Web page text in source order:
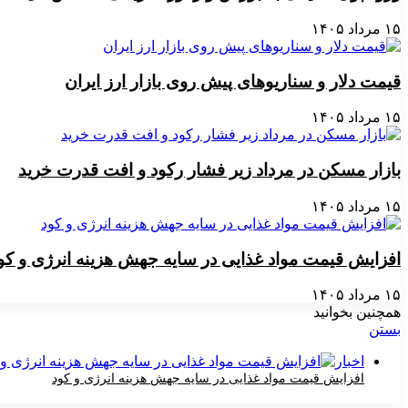
۱۵ مرداد ۱۴۰۵
قیمت دلار و سناریوهای پیش روی بازار ارز ایران
۱۵ مرداد ۱۴۰۵
بازار مسکن در مرداد زیر فشار رکود و افت قدرت خرید
۱۵ مرداد ۱۴۰۵
افزایش قیمت مواد غذایی در سایه جهش هزینه انرژی و
۱۵ مرداد ۱۴۰۵
همچنین بخوانید
بستن
اخبار
افزایش قیمت مواد غذایی در سایه جهش هزینه انرژی و کود